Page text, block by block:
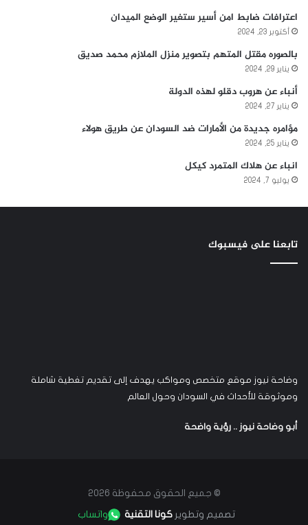
اعترافات ضابط امن أسير ستغير الوضع الميدان
أكتوبر 23, 2024
بالصوره مقتل المتهم بتصوير منزل الملازم محمد صديق
يناير 29, 2024
أنباء عن هروب دقلو لهذه الدولة
يناير 27, 2024
مؤامره جديدة من الأمارات ضد السودان عن طريق هولاء
يناير 25, 2024
انباء عن هلاك المتمرد كيكل
يوليو 7, 2024
تابعنا على فيسبوك
وضاحة نيوز موقع متخصص ومواكب يهدف إلى تقديم تغطية شاملة
وموثوقة للأحداث في السودان وحول العالم
أبو وضاحة نيوز .. رؤية واضحة
© جميع الحقوق محفوظة 2026
تصميم وتطويركونا التقنية واتساب